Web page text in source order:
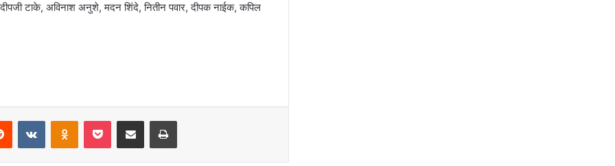
टाके, अविनाश अनुशे, मदन शिंदे, नितीन पवार, दीपक नाईक, कपिल